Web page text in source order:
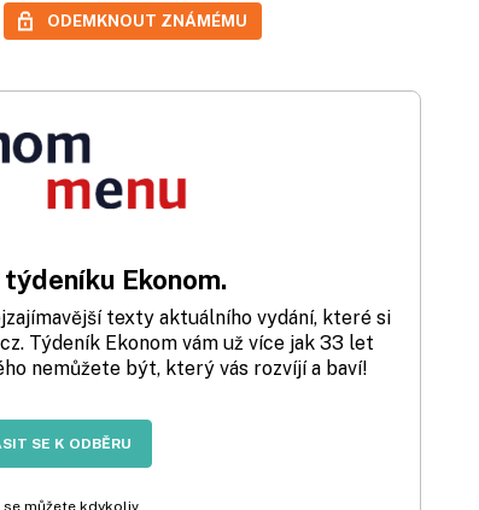
ODEMKNOUT ZNÁMÉMU
Ekonom.
texty aktuálního vydání, které si
Týdeník Ekonom vám už více jak 33 let
nemůžete být, který vás rozvíjí a baví!
SE K ODBĚRU
můžete kdykoliv.